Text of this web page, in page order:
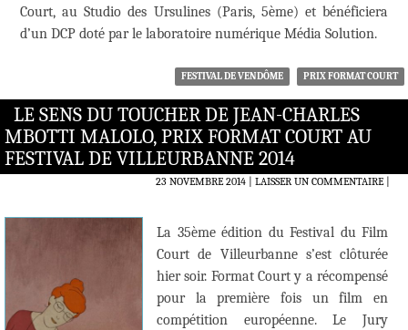
Court, au Studio des Ursulines (Paris, 5ème) et bénéficiera
d’un DCP doté par le laboratoire numérique Média Solution.
FESTIVAL DE VENDÔME PRIX FORMAT COURT
LE SENS DU TOUCHER DE JEAN-CHARLES
MBOTTI MALOLO, PRIX FORMAT COURT AU
FESTIVAL DE VILLEURBANNE 2014
23 NOVEMBRE 2014 LAISSER UN COMMENTAIRE|
La 35ème édition du Festival du Film
Court de Villeurbanne s’est clôturée
hier soir. Format Court y a récompensé
pour la première fois un film en
compétition européenne. Le Jury